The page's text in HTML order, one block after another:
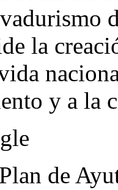
la
y a la
Plan de